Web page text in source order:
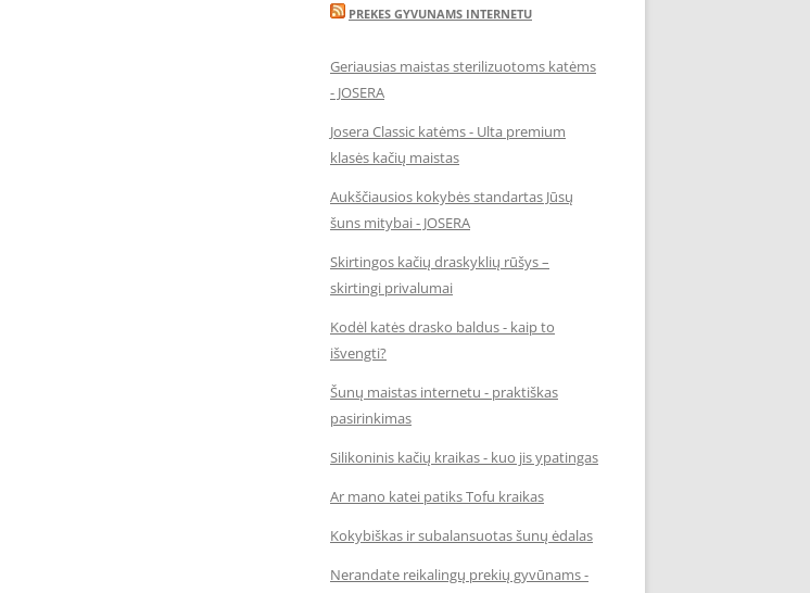
PREKES GYVUNAMS INTERNETU
Geriausias maistas sterilizuotoms katėms
- JOSERA
Josera Classic katėms - Ulta premium
klasės kačių maistas
Aukščiausios kokybės standartas Jūsų
šuns mitybai - JOSERA
Skirtingos kačių draskyklių rūšys –
skirtingi privalumai
Kodėl katės drasko baldus - kaip to
išvengti?
Šunų maistas internetu - praktiškas
pasirinkimas
Silikoninis kačių kraikas - kuo jis ypatingas
Ar mano katei patiks Tofu kraikas
Kokybiškas ir subalansuotas šunų ėdalas
Nerandate reikalingų prekių gyvūnams -